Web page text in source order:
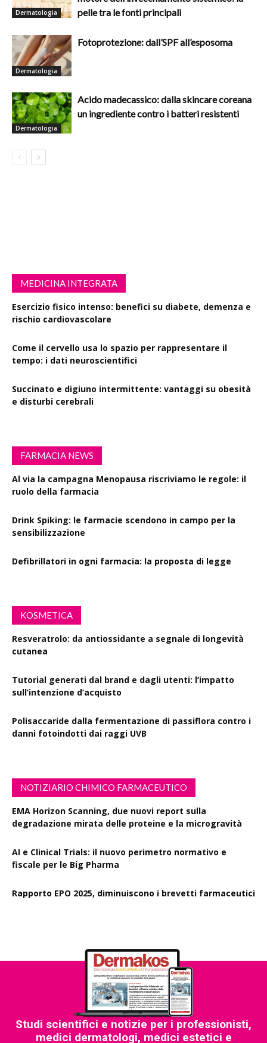
Dermatologia
pelle tra le fonti principali
Dermatologia
Fotoprotezione: dall’SPF all’esposoma
Dermatologia
Acido madecassico: dalla skincare coreana
un ingrediente contro i batteri resistenti
MEDICINA INTEGRATA
Esercizio fisico intenso: benefici su diabete, demenza e
rischio cardiovascolare
Come il cervello usa lo spazio per rappresentare il
tempo: i dati neuroscientifici
Succinato e digiuno intermittente: vantaggi su obesità
e disturbi cerebrali
FARMACIA NEWS
Al via la campagna Menopausa riscriviamo le regole: il
ruolo della farmacia
Drink Spiking: le farmacie scendono in campo per la
sensibilizzazione
Defibrillatori in ogni farmacia: la proposta di legge
KOSMETICA
Resveratrolo: da antiossidante a segnale di longevità
cutanea
Tutorial generati dal brand e dagli utenti: l’impatto
sull’intenzione d’acquisto
Polisaccaride dalla fermentazione di passiflora contro i
danni fotoindotti dai raggi UVB
NOTIZIARIO CHIMICO FARMACEUTICO
EMA Horizon Scanning, due nuovi report sulla
degradazione mirata delle proteine e la microgravità
AI e Clinical Trials: il nuovo perimetro normativo e
fiscale per le Big Pharma
Rapporto EPO 2025, diminuiscono i brevetti farmaceutici
Studi scientifici e notizie per i professionisti,
medici dermatologi, medici estetici e